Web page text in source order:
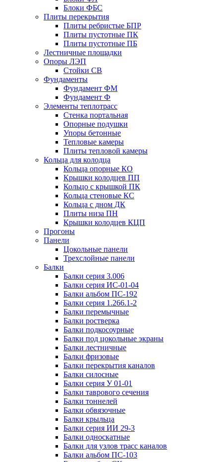
Блоки ФБС
Плиты перекрытия
Плиты ребристые БПР
Плиты пустотные ПК
Плиты пустотные ПБ
Лестничные площадки
Опоры ЛЭП
Стойки СВ
Фундаменты
Фyндамент ФМ
Фyндамент Ф
Элементы теплотрасс
Стенка портальная
Опорные подушки
Упоры бетонные
Тепловые камеры
Плиты тепловой камеры
Кольца для колодца
Кольца опорные КО
Крышки колодцев ПП
Кольцо с крышкой ПК
Кольца стеновые КС
Кольца с дном ДК
Плиты низа ПН
Крышки колодцев КЦП
Прогоны
Панели
Цокольные панели
Трехслойные панели
Балки
Балки серия 3.006
Балки серия ИС-01-04
Балки альбом ПС-192
Балки серия 1.266.1-2
Балки перемычные
Балки ростверка
Балки подкосоурные
Балки под цокольные экраны
Балки лестничные
Балки фризовые
Балки перекрытия каналов
Балки силосные
Балки серия У 01-01
Балки таврового сечения
Балки тоннелей
Балки обвязочные
Балки крыльца
Балки серия ИИ 29-3
Балки односкатные
Балки для узлов трасс каналов
Балки альбом ПС-103